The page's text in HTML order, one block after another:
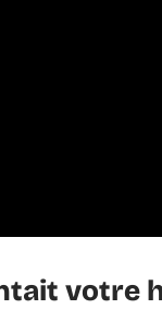
votre